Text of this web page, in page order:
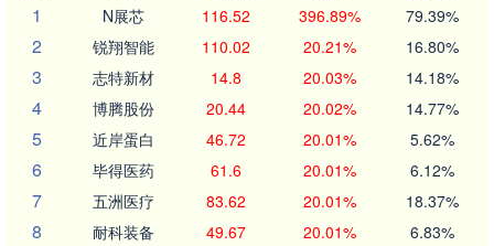
1
N展芯 116.52 396.89% 79.39%
2 锐翔智能 110.02 20.21% 16.80%
3 志特新材 14.8 20.03% 14.18%
4 博腾股份 20.44 20.02% 14.77%
5 近岸蛋白 46.72 20.01% 5.62%
6 毕得医药 61.6 20.01% 6.12%
7 五洲医疗 83.62 20.01% 18.37%
8 耐科装备 49.67 20.01% 6.83%